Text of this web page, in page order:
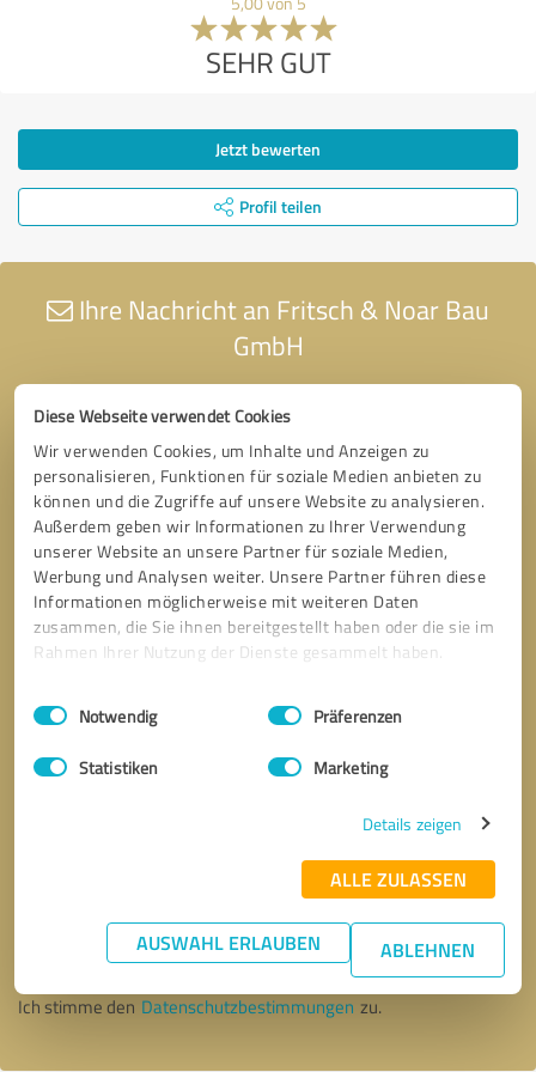
Diese Webseite verwendet Cookies
Wir verwenden Cookies, um Inhalte und Anzeigen zu
personalisieren, Funktionen für soziale Medien anbieten zu
können und die Zugriffe auf unsere Website zu analysieren.
Außerdem geben wir Informationen zu Ihrer Verwendung
unserer Website an unsere Partner für soziale Medien,
Werbung und Analysen weiter. Unsere Partner führen diese
Informationen möglicherweise mit weiteren Daten
zusammen, die Sie ihnen bereitgestellt haben oder die sie im
Rahmen Ihrer Nutzung der Dienste gesammelt haben.
Impressum Datenschutzbestimmungen
Einwilligungsauswahl
Notwendig Präferenzen
Statistiken Marketing
Details zeigen
ALLE ZULASSEN
AUSWAHL ERLAUBEN ABLEHNEN
SEHR GUT
Jetzt bewerten
Profil teilen
Ihre Nachricht an Fritsch & Noar Bau
GmbH
* Erforderliche Angaben
Nachricht senden
Ich stimme den Datenschutzbestimmungen zu.